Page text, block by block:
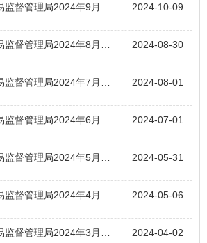
2024-10-09
2024-08-30
2024-08-01
2024-07-01
2024-05-31
2024-05-06
2024-04-02